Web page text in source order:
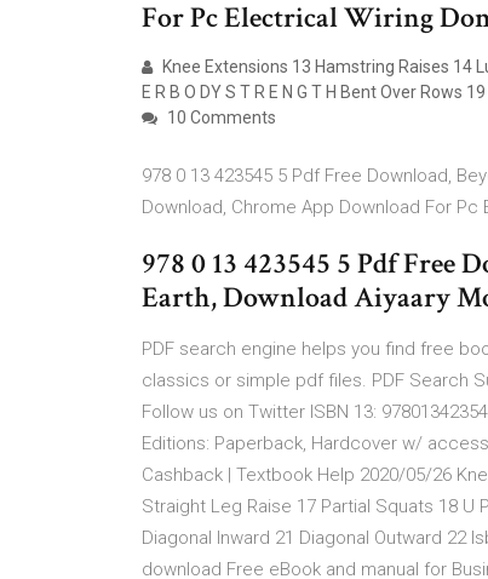
For Pc Electrical Wiring
Knee Extensions 13 Hamstring Raises 14
E R B O DY S T R E N G T H Bent Over Rows
10 Comments
978 0 13 423545 5 Pdf Free Download,
Download, Chrome App Download For
978 0 13 423545 5 Pdf Free
Earth, Download Aiyaary
PDF search engine helps you find free
classics or simple pdf files. PDF Search
Follow us on Twitter ISBN 13:
Editions: Paperback, Hardcover w/
Cashback | Textbook Help 2020/05/26
Straight Leg Raise 17 Partial Squats 18 U
Diagonal Inward 21 Diagonal Outward 22
download Free eBook and manual for